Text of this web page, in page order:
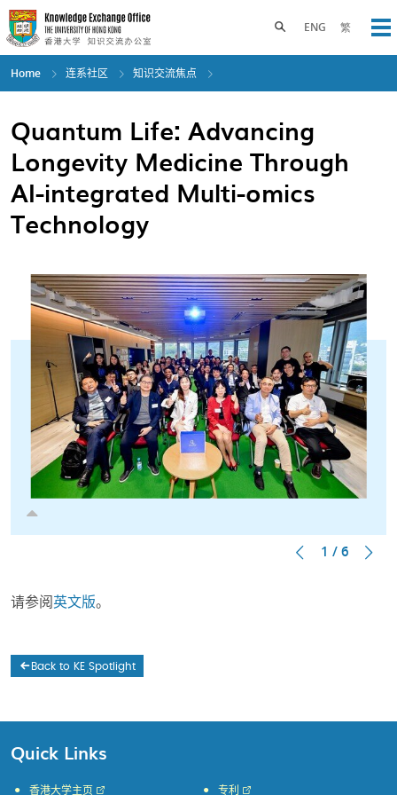
Skip
to
main
content
ENG 繁
Toggle search panel
Home 连系社区 知识交流焦点
Quantum Life: Advancing
Longevity Medicine Through
AI-integrated Multi-omics
Technology
1 / 6
请参阅 英文版。
Back to KE Spotlight
Quick Links
香港大学主页 专利